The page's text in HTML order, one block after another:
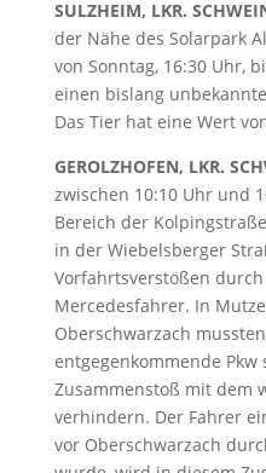
SULZHEIM, LKR.
der Nähe des Solarpark
von Sonntag, 16:30 Uhr,
einen bislang
Das Tier hat eine Wert
GEROLZHOFEN, LKR.
zwischen 10:10 Uhr und
Bereich der
in der Wiebelsberger
Vorfahrtsverstößen
Mercedesfahrer. In
Oberschwarzach
entgegenkommende
Zusammenstoß mit dem
verhindern. Der Fahrer
vor Oberschwarzach